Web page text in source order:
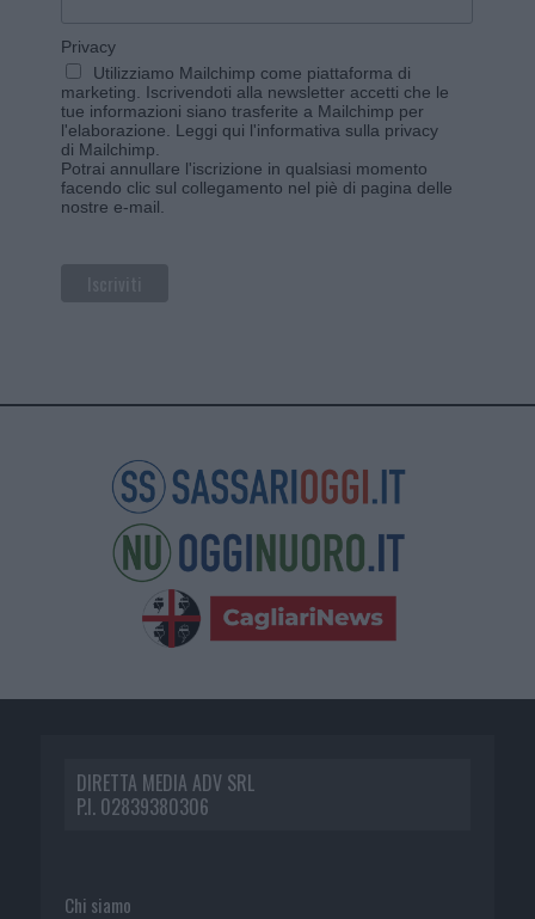
Privacy
Utilizziamo Mailchimp come piattaforma di
marketing. Iscrivendoti alla newsletter accetti che le
tue informazioni siano trasferite a Mailchimp per
l'elaborazione. Leggi qui l'informativa sulla privacy
di Mailchimp
Potrai annullare l'iscrizione in qualsiasi momento
facendo clic sul collegamento nel piè di pagina delle
nostre e-mail.
DIRETTA MEDIA ADV SRL
P.I. 02839380306
Chi siamo